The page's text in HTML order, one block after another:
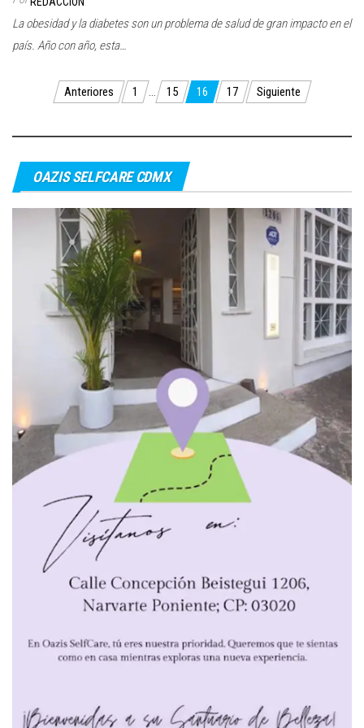
Las más leídas de la semana
Algoritmos y tarifas dinámicas afectan a consumidores: